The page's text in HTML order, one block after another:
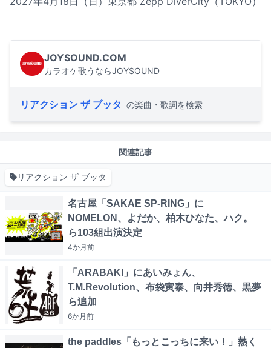
JOYSOUND.COM
カラオケ歌うならJOYSOUND
リアクション ザ ブッタ の楽曲・歌詞を検索
関連記事
リアクション ザ ブッタ
名古屋「SAKAE SP-RING」に
NOMELON、よだか、柏木ひなた、ハク。
ら103組出演決定
4か月前
「ARABAKI」にあいみょん、
T.M.Revolution、布袋寅泰、向井秀徳、黒夢
ら追加
6か月前
the paddles「もっとこっちに来い！」熱く